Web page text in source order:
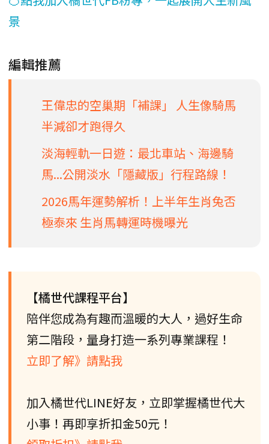
景
編輯推薦
王偉忠的空巢期「補課」 人生像騎馬
半減卻才跑得久
淡海輕軌一日遊：最北車站、海邊騎
馬...公開淡水「隱藏版」行程路線！
2026馬年運勢解析！上半年生肖兔否
極泰來 生肖馬轉運時機曝光
【橘世代課程平台】
陪伴您成為有趣而溫暖的大人，過好生命
第二階段，量身打造一系列專業課程！
立即了解》請點我
加入橘世代LINE好友，立即掌握橘世代大
小事！再即享折扣金50元！